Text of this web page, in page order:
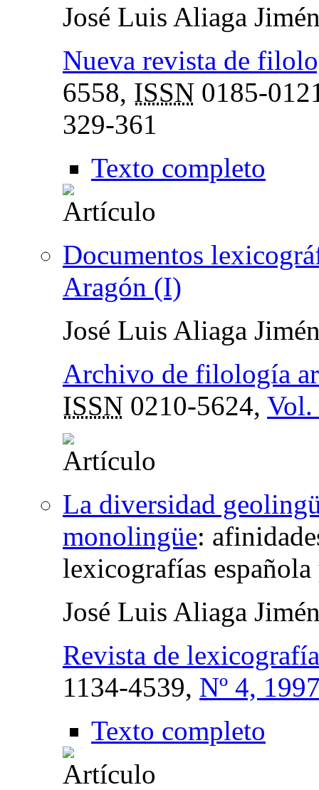
José Luis Aliaga
Nueva revista de
6558, ISSN 0185-
329-361
Texto completo
Documentos
Aragón (I)
José Luis Aliaga
Archivo de filología
ISSN 0210-5624, Vol.
La diversidad
monolingüe:
lexicografías española
José Luis Aliaga
Revista de lexicografía
1134-4539, Nº 4,
Texto completo